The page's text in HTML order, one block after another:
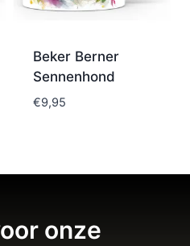
Beker Berner
Sennenhond
€9,95
onze